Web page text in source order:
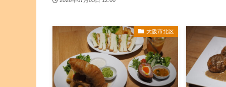
大阪市北区